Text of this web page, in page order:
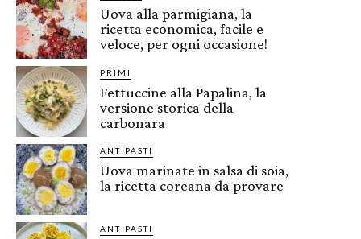
Uova alla parmigiana, la
ricetta economica, facile e
veloce, per ogni occasione!
PRIMI
Fettuccine alla Papalina, la
versione storica della
carbonara
ANTIPASTI
Uova marinate in salsa di soia,
la ricetta coreana da provare
ANTIPASTI